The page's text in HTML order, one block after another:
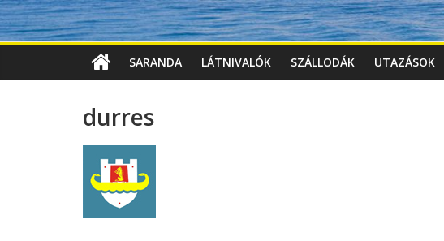
SARANDA LÁTNIVALÓK SZÁLLODÁK UTAZÁSOK
durres